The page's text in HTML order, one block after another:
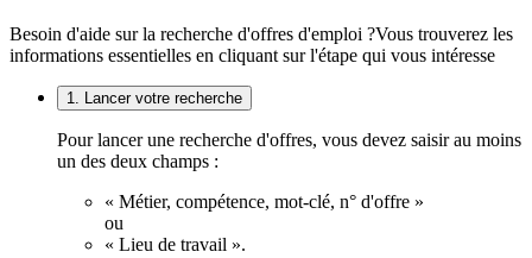
Besoin d'aide sur la recherche d'offres d'emploi ?Vous trouverez les
informations essentielles en cliquant sur l'étape qui vous intéresse
1. Lancer votre recherche
Pour lancer une recherche d'offres, vous devez saisir au moins
un des deux champs :
« Métier, compétence, mot-clé, n° d'offre »
ou
« Lieu de travail ».